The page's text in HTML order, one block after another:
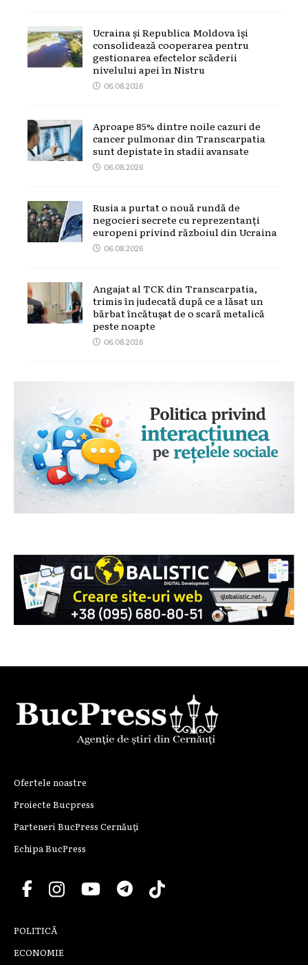
Ucraina și Republica Moldova își
consolidează cooperarea pentru
gestionarea efectelor scăderii
nivelului apei în Nistru
06.08.2026
Aproape 85% dintre noile cazuri de
cancer pulmonar din Transcarpatia
sunt depistate în stadii avansate
06.08.2026
Rusia a purtat o nouă rundă de
negocieri secrete cu reprezentanți
europeni privind războiul din Ucraina
06.08.2026
Angajat al TCK din Transcarpatia,
trimis în judecată după ce a lăsat un
bărbat încătușat de o scară metalică
peste noapte
06.08.2026
Ofertele noastre
Proiecte Bucpress
Parteneri BucPress Cernăuți
Echipa BucPress
POLITICĂ
ECONOMIE